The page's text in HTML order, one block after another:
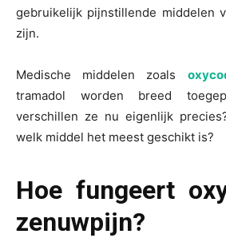
gebruikelijk pijnstillende middelen
zijn.
Medische middelen zoals
tramadol worden breed
verschillen ze nu eigenlijk
welk middel het meest geschikt is?
Hoe fungeert
zenuwpijn?